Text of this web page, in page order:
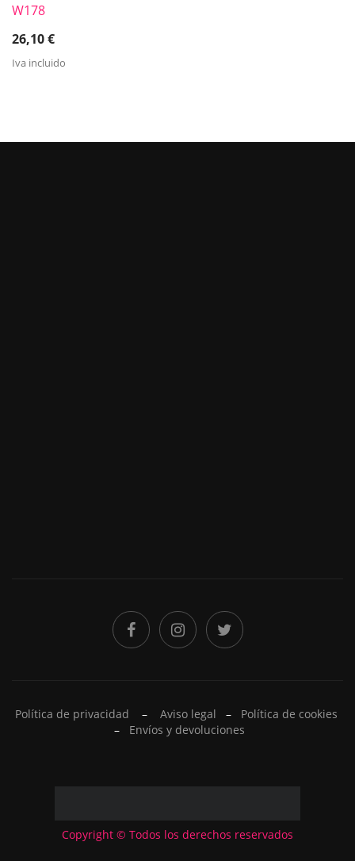
W178
26,10€
Iva incluido
Política de privacidad – Aviso legal – Política de cookies
– Envíos y devoluciones
Copyright © Todos los derechos reservados